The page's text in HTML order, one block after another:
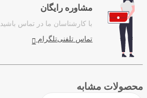
مشاوره رایگان
با کارشناسان ما در تماس باشید
تماس تلفنیتلگرام
محصولات مشابه